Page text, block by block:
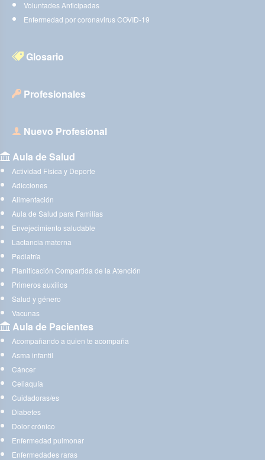
Voluntades Anticipadas
Enfermedad por coronavirus COVID-19
Glosario
Profesionales
Nuevo Profesional
Aula de Salud
Actividad Física y Deporte
Adicciones
Alimentación
Aula de Salud para Familias
Envejecimiento saludable
Lactancia materna
Pediatría
Planificación Compartida de la Atención
Primeros auxilios
Salud y género
Vacunas
Aula de Pacientes
Acompañando a quien te acompaña
Asma infantil
Cáncer
Celiaquía
Cuidadoras/es
Diabetes
Dolor crónico
Enfermedad pulmonar
Enfermedades raras